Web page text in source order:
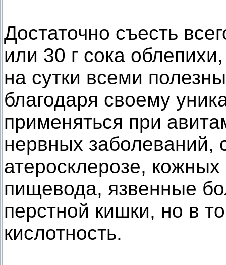
Достаточно съесть
или 30 г сока
на сутки всеми
благодаря своему
применяться при
нервных заболеваний,
атеросклерозе,
пищевода, язвенные
перстной кишки, но в
кислотность.